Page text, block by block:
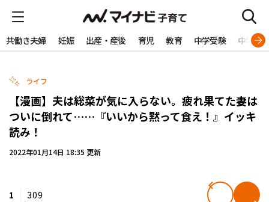
共働き夫婦 妊娠 出産・産後 育児 教育 中学受験 中学生
ライフ
【漫画】夫は総菜が気に入らない。疲れ果てた妻は
ついに倒れて……『いいから黙って食え！』イッキ
読み！
2022年01月14日 18:35 更新
1 309